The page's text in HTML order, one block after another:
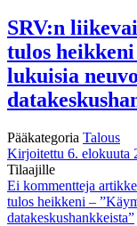
SRV:n
tulos
lukuisia
Pääkategoria Talous
Kirjoitettu 6. elokuuta
Tilaajille
Ei kommentteja
tulos heikkeni –
datakeskushankkeista”